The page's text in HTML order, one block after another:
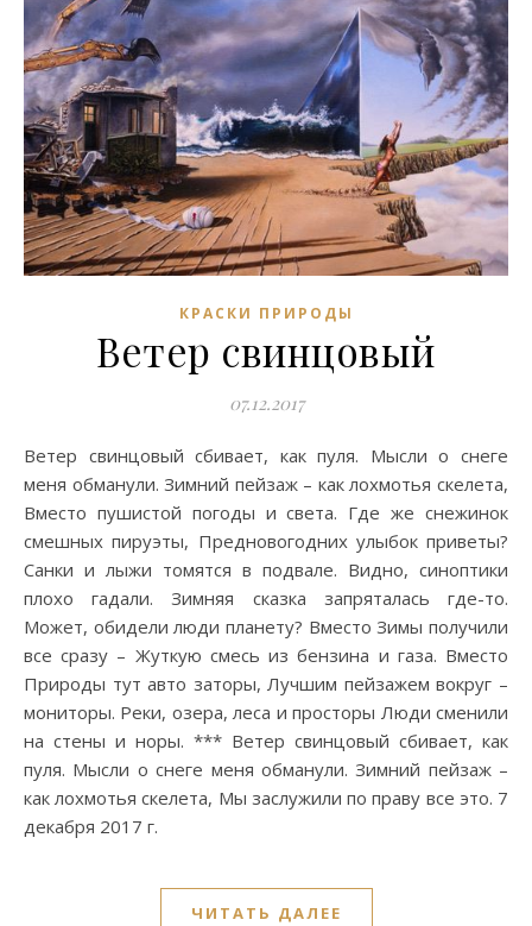
КРАСКИ ПРИРОДЫ
Ветер свинцовый
07.12.2017
Ветер свинцовый сбивает, как пуля. Мысли о снеге
меня обманули. Зимний пейзаж – как лохмотья скелета,
Вместо пушистой погоды и света. Где же снежинок
смешных пируэты, Предновогодних улыбок приветы?
Санки и лыжи томятся в подвале. Видно, синоптики
плохо гадали. Зимняя сказка запряталась где-то.
Может, обидели люди планету? Вместо Зимы получили
все сразу – Жуткую смесь из бензина и газа. Вместо
Природы тут авто заторы, Лучшим пейзажем вокруг –
мониторы. Реки, озера, леса и просторы Люди сменили
на стены и норы. *** Ветер свинцовый сбивает, как
пуля. Мысли о снеге меня обманули. Зимний пейзаж –
как лохмотья скелета, Мы заслужили по праву все это. 7
декабря 2017 г.
ЧИТАТЬ ДАЛЕЕ